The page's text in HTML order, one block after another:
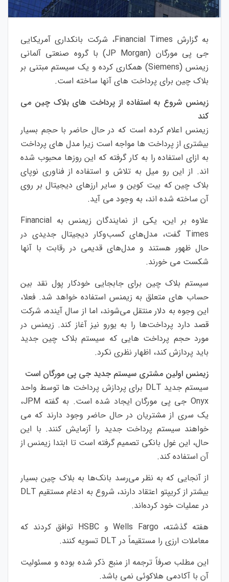
به گزارش Financial Times، شرکت بانکداری آمریکایی
جی پی مورگان (JP Morgan) با گروه صنعتی آلمانی
زیمنس (Siemens) همکاری کرده و یک سیستم مبتنی بر
بلاک چین برای پرداخت های آنها ساخته است.
زیمنس شروع به استفاده از پرداخت های بلاک چین می
کند
زیمنس اعلام کرده است که در حال حاضر با حجم بسیار
بیشتری از پرداخت ها مواجه است زیرا مدل های پرداخت
به ازای استفاده را به کار گرفته که این روزها محبوب شده
اند. از این رو میل به تلاش و استفاده از فناوری نوپای
بلاک چین که بیت کوین و سایر ارزهای دیجیتال بر روی
آن ساخته شده اند، به وجود می آید.
علاوه بر این، یکی از نمایندگان زیمنس به Financial
Times گفت، مدل‌های کسب‌وکار دیجیتال جدیدی در
حال ظهور هستند و مدل‌های قدیمی در رقابت با آنها
شکست می خورند.
سیستم بلاک چین برای جابجایی خودکار پول نقد بین
حساب های متعلق به زیمنس استفاده خواهد شد. فعلا،
این وجوه به دلار منتقل می‌شوند، اما از سال آینده، شرکت
قصد دارد پرداخت‌ها را به یورو نیز آغاز کند. زیمنس در
مورد حجم پرداخت هایی که سیستم بلاک چین جدید
باید پردازش کند، اظهار نظری نکرد.
زیمنس اولین مشتری سیستم جدید جی پی مورگان است
سیستم جدید DLT برای پردازش پرداخت ها توسط واحد
Onyx جی پی مورگان ایجاد شده است. به گفته JPM،
یک سری از مشتریان در حال حاضر وجود دارند که می
خواهند سیستم پرداخت جدید را آزمایش کنند. با این
حال، این غول بانکی تصمیم گرفته است تا ابتدا زیمنس از
آن استفاده کند.
از آنجایی که به نظر می‌رسد بانک‌ها به بلاک چین بسیار
بیشتر از کریپتو اعتقاد دارند، شروع به ادغام مستقیم DLT
در عملیات خود کرده‌اند.
هفته گذشته، Wells Fargo و HSBC توافق کردند که
معاملات ارزی را مستقیماً در DLT تسویه کنند.
این مطلب صرفاً ترجمه از منبع ذکر شده بوده و مسئولیت
آن با آکادمی هلاکوئی نمی باشد.